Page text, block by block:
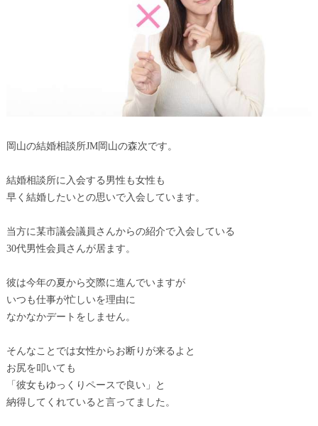
岡山の結婚相談所JM岡山の森次です。
結婚相談所に入会する男性も女性も
早く結婚したいとの思いで入会しています。
当方に某市議会議員さんからの紹介で入会している
30代男性会員さんが居ます。
彼は今年の夏から交際に進んでいますが
いつも仕事が忙しいを理由に
なかなかデートをしません。
そんなことでは女性からお断りが来るよと
お尻を叩いても
「彼女もゆっくりペースで良い」と
納得してくれていると言ってました。